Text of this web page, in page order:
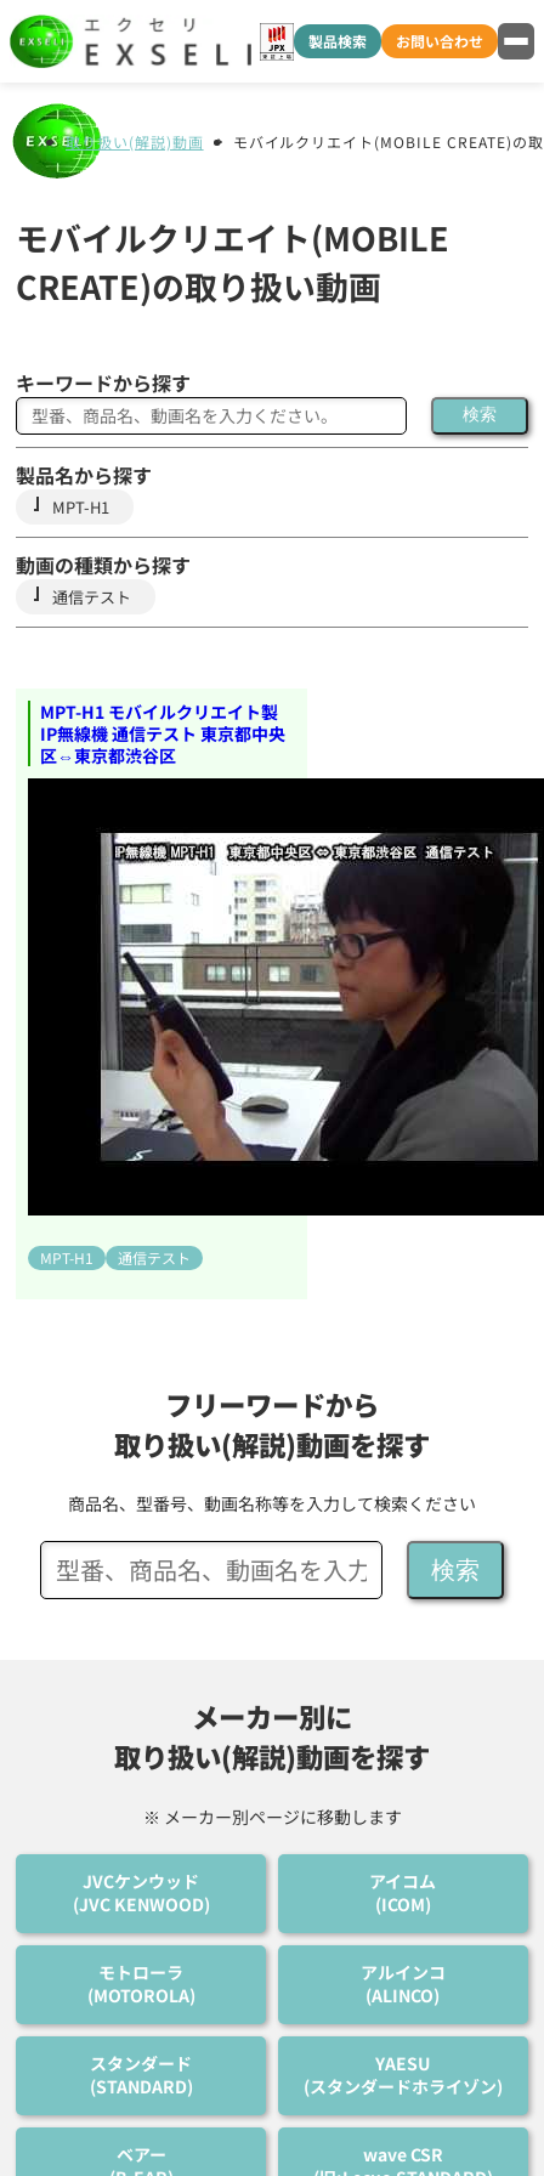
製品検索 お問い合わせ
取り扱い(解説)動画 モバイルクリエイト(MOBILE CREATE)の
モバイルクリエイト(MOBILE
CREATE)の取り扱い動画
キーワードから探す
検索
製品名から探す
MPT-H1
動画の種類から探す
通信テスト
MPT-H1 モバイルクリエイト製
IP無線機 通信テスト 東京都中央
区⇔東京都渋谷区
MPT-H1 通信テスト
フリーワードから
取り扱い(解説)動画を探す
商品名、型番号、動画名称等を入力して検索ください
検索
メーカー別に
取り扱い(解説)動画を探す
※ メーカー別ページに移動します
JVCケンウッド
(JVC KENWOOD)
アイコム
(ICOM)
モトローラ
(MOTOROLA)
アルインコ
(ALINCO)
スタンダード
(STANDARD)
YAESU
(スタンダードホライゾン)
ベアー
wave CSR